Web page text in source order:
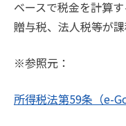
ベースで税金を計算
贈与税、法人税等が
※参照元：
所得税法第59条（e-